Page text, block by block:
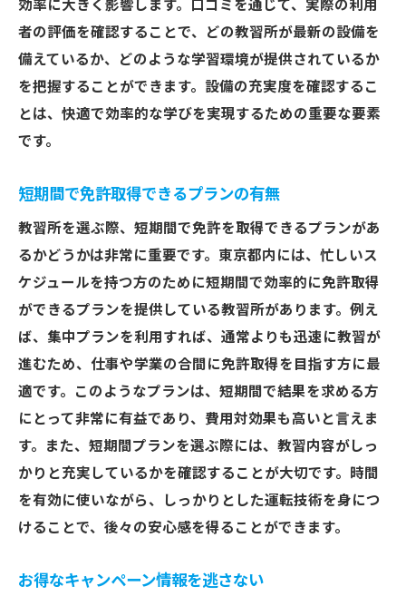
SNSでのリアルな声を調査
口コミの更新日を確認する
料金プラン比較で失敗しない東京都教習所の選
び方
キャンペーンや割引の適用条件
支払いスケジュールの柔軟性
追加料金なしを確認する方法
キャンセルポリシーも重要！東京都教習所選び
の注意点
キャンセルポリシーの内容を確認
予約変更の柔軟さを確認
返金対応の有無をチェック
キャンセル料が発生する条件
急な予定変更時の対応方法
効率に大きく影響します。口コミを通じて、実際の利用
者の評価を確認することで、どの教習所が最新の設備を
備えているか、どのような学習環境が提供されているか
を把握することができます。設備の充実度を確認するこ
とは、快適で効率的な学びを実現するための重要な要素
です。
短期間で免許取得できるプランの有無
教習所を選ぶ際、短期間で免許を取得できるプランがあ
るかどうかは非常に重要です。東京都内には、忙しいス
ケジュールを持つ方のために短期間で効率的に免許取得
ができるプランを提供している教習所があります。例え
ば、集中プランを利用すれば、通常よりも迅速に教習が
進むため、仕事や学業の合間に免許取得を目指す方に最
適です。このようなプランは、短期間で結果を求める方
にとって非常に有益であり、費用対効果も高いと言えま
す。また、短期間プランを選ぶ際には、教習内容がしっ
かりと充実しているかを確認することが大切です。時間
を有効に使いながら、しっかりとした運転技術を身につ
けることで、後々の安心感を得ることができます。
お得なキャンペーン情報を逃さない